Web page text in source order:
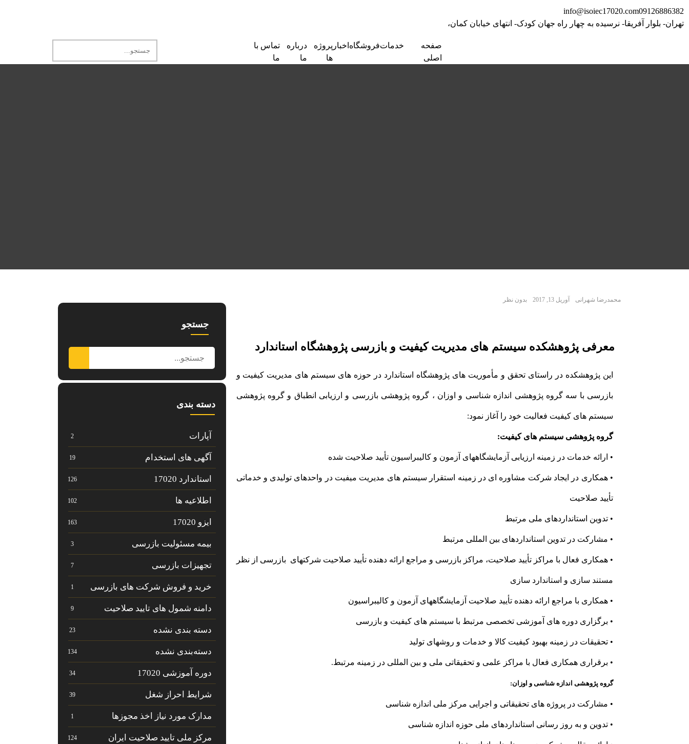
09126886382
info@isoiec17020.com
تهران- بلوار آفریقا- نرسیده به چهار راه جهان کودک- انتهای خیابان کمان،
صفحه
اصلی
خدماتفروشگاه اخبار پروژه
ها
درباره
ما
تماس با
ما
محمدرضا شهرانی آوریل 13, 2017 بدون نظر
معرفی پژوهشکده سیستم های مدیریت کیفیت و بازرسی پژوهشگاه استاندارد
این پژوهشکده در راستای تحقق و مأموریت های پژوهشگاه استاندارد در حوزه های سیستم های مدیریت کیفیت و
بازرسی با سه گروه پژوهشی اندازه شناسی و اوزان ، گروه پژوهشی بازرسی و ارزیابی انطباق و گروه پژوهشی
سیستم های کیفیت فعالیت خود را آغاز نمود:
گروه پژوهشی سیستم های کیفیت:
• ارائه خدمات در زمینه ارزیابی آزمایشگاههای آزمون و کالیبراسیون تأیید صلاحیت شده
• همکاری در ایجاد شرکت مشاوره ای در زمینه استقرار سیستم های مدیریت میفیت در واحدهای تولیدی و خدماتی
تأیید صلاحیت
• تدوین استانداردهای ملی مرتبط
• مشارکت در تدوین استانداردهای بین المللی مرتبط
• همکاری فعال با مراکز تأیید صلاحیت، مراکز بازرسی و مراجع ارائه دهنده تأیید صلاحیت شرکتهای بازرسی از نظر
مستند سازی و استاندارد سازی
• همکاری با مراجع ارائه دهنده تأیید صلاحیت آزمایشگاههای آزمون و کالیبراسیون
• برگزاری دوره های آموزشی تخصصی مرتبط با سیستم های کیفیت و بازرسی
• تحقیقات در زمینه بهبود کیفیت کالا و خدمات و روشهای تولید
• برقراری همکاری فعال با مراکز علمی و تحقیقاتی ملی و بین المللی در زمینه مرتبط.
گروه پژوهشی اندازه شناسی و اوزان:
• مشارکت در پروژه های تحقیقاتی و اجرایی مرکز ملی اندازه شناسی
• تدوین و به روز رسانی استانداردهای ملی حوزه اندازه شناسی
جستجو
دسته بندی
آپارات 2
آگهی های استخدام 19
استاندارد 17020 126
اطلاعیه ها 102
ایزو 17020 163
بیمه مسئولیت بازرسی 3
تجهیزات بازرسی 7
خرید و فروش شرکت های بازرسی 1
دامنه شمول های تایید صلاحیت 9
دسته بندی نشده 23
دسته‌بندی نشده 134
دوره آموزشی 17020 34
شرایط احراز شغل 39
مدارک مورد نیاز اخذ مجوزها 1
مرکز ملی تایید صلاحیت ایران 124